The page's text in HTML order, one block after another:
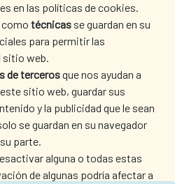
en las políticas de cookies.
técnicas se guardan en su
para permitir las
sitio web.
de tercerosque nos ayudan a
sitio web, guardar sus
y la publicidad que le sean
se guardan en su navegador
parte.
alguna o todas estas
de algunas podría afectar a
DÓNDE COOPERAMOS
SALA DE PRENSA
BIBLIOTECA